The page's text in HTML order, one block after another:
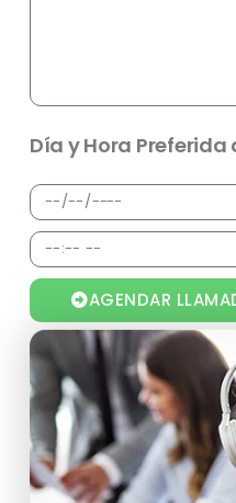
Día y Hora
AGENDAR